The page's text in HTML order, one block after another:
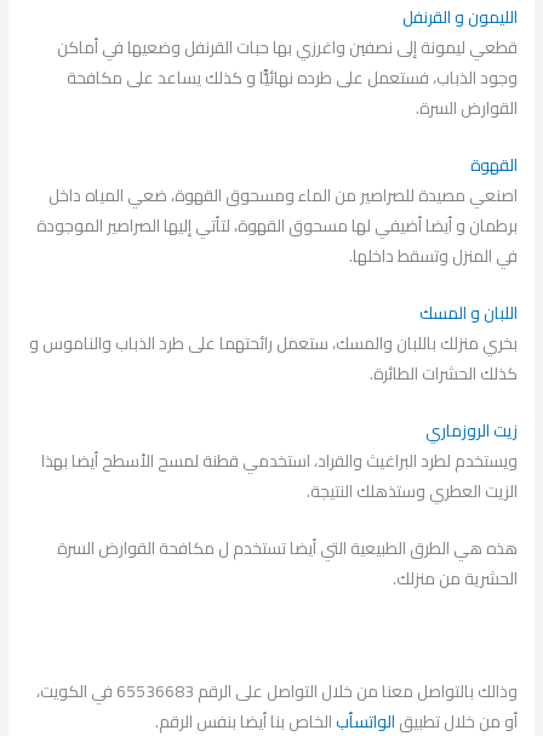
الليمون و القرنفل
قطعي ليمونة إلى نصفين واغرزي بها حبات القرنفل وضعيها في أماكن
وجود الذباب، فستعمل على طرده نهائيًّا و كذلك يساعد على مكافحة
القوارض السرة.
القهوة
اصنعي مصيدة للصراصير من الماء ومسحوق القهوة، ضعي المياه داخل
برطمان و أيضا أضيفي لها مسحوق القهوة، لتأتي إليها الصراصير الموجودة
في المنزل وتسقط داخلها.
اللبان و المسك
بخري منزلك باللبان والمسك، ستعمل رائحتهما على طرد الذباب والناموس و
كذلك الحشرات الطائرة.
زيت الروزماري
ويستخدم لطرد البراغيث والقراد، استخدمي قطنة لمسح الأسطح أيضا بهذا
الزيت العطري وستذهلك النتيجة.
هذه هي الطرق الطبيعية التي أيضا تستخدم ل مكافحة القوارض السرة
الحشرية من منزلك.
وذالك بالتواصل معنا من خلال التواصل على الرقم 65536683 في الكويت،
أو من خلال تطبيقالواتسأبالخاص بنا أيضا بنفس الرقم.